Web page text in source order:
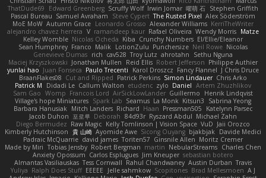
ThatDude69
Edward Greenberg Scruffy Wolf Irwin Jomar 曜萌 石 Stephen Griffith
Pascal Bureau Samuel Avraham Steve Cypert The Rusted Pixel Alex Söderström
MoE MoW Autumn Grace Leonardo Grosso Alexander Williams KerriTheWriter
alejandro chavez herrera V ramandeep kaur Rafael Oliveira Wendy Morris Matze
Kelley Womble Nicolas Ocheda Kiba Crunchy Numbers El/Ellie/Eleanor
Sean Humphrey Franco Malik LotionZulu Punchersize Neil Rowe Nicolas
Genevieve Dumas rich cav528 Troy Lutz ahrotahn
Sethu Nguna
Maciej Krzyszkowski Jonathan Mullen Reid Ellis Robert Jefferson Philippe Authier
yunlai hao Juan Fonseca Paulo Trecenti Karol Droszcz Fancy Flannel J Chris Druce
BraanFlakes08 Cut and Ripped Patrick Perkins Simon Lindauer Chris Arko
Patrick M
Didadi Le Callum Walton etudenc zylo Daniel Artem Zhuzhlikov
Sam Gao Womp Francois Lord AirSickLowLander Guillermo
Henrik Lindqvist
Village's hope Miniatures Spark Lab Seamus La Monk Kitsun3
Sabrina Yeong
Barbara Hanusiak Mitch Landers Richard Haan Pressman505
Katelynn Parsec
Jacob Duhon 포로루 Deborah 84d93r Ryszard Abdul Michael Zahn
Diego Bermudez Raw Magic Kelly Tomlinson | Vision Space VuD Jaii Orozco
Kimberly Hutchinson 貴 山崎 Ayomide Awe Sicong Ouyang bjakbjak Davide Medici
Padraic McQuarrie david james Toriten57 Ginsnile Allen Moritz Cremer
Made by Miri Tobias Jensby Robert Bergman martin NebularStreams Charles Chen
Anxiety Opossum Carlos Esplugues Jim Kneuper sebastian botero
Almantas Vasiliauskas Tess Cornwall Rahul Chandwaney Austin Durban Travis
Yuliya Ralph Does Stuff EEEEE Jelle sahmkow Scopitones Brad Mellesmoen A J